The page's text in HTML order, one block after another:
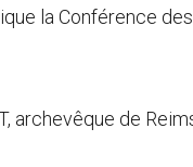
la Conférence
archevêque de